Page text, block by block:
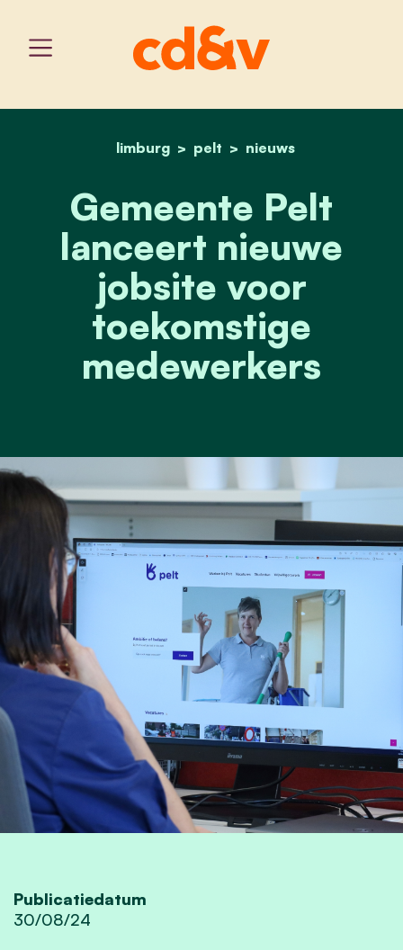
home
limburg pelt nieuws
gemeente pelt lanceert
Gemeente Pelt
lanceert nieuwe
jobsite voor
toekomstige
medewerkers
Publicatiedatum
30/08/24